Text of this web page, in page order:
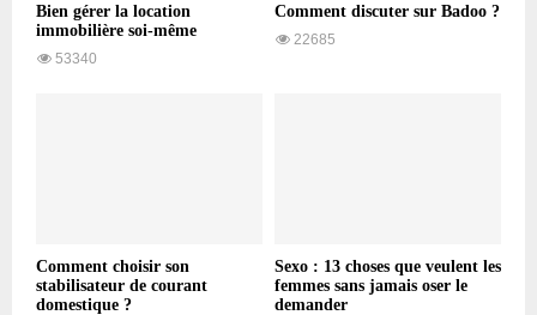
Bien gérer la location
immobilière soi-même
53340
Comment discuter sur Badoo ?
22685
Comment choisir son
stabilisateur de courant
domestique ?
Sexo : 13 choses que veulent les
femmes sans jamais oser le
demander